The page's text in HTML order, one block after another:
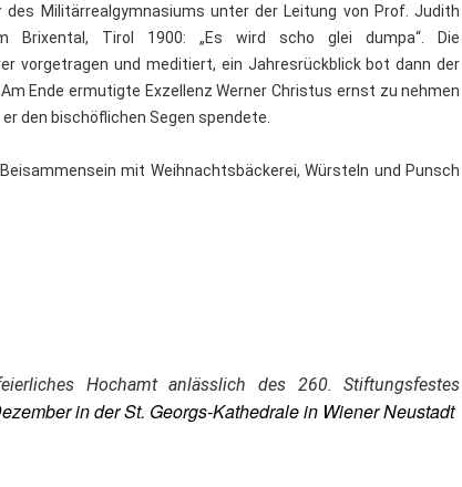
Militärrealgymnasiums unter der Leitung von Prof. Judith
Brixental, Tirol 1900: „Es wird scho glei dumpa“. Die
vorgetragen und meditiert, ein Jahresrückblick bot dann der
Ende ermutigte Exzellenz Werner Christus ernst zu nehmen
den bischöflichen Segen spendete.
mit Weihnachtsbäckerei, Würsteln und Punsch
Hochamt anlässlich des 260. Stiftungsfestes
in der St. Georgs-Kathedrale in Wiener Neustadt